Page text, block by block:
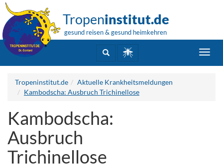
Tropeninstitut.de
gesund reisen & gesund heimkehren
Tropeninstitut.de
Aktuelle Krankheitsmeldungen
Kambodscha: Ausbruch Trichinellose
Kambodscha:
Ausbruch
Trichinellose